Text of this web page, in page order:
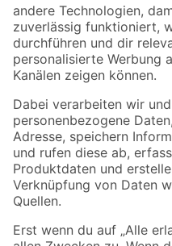
Zur Newsletter Anmeldung
Folge uns
Zahlungsarten
Sicher einkaufen